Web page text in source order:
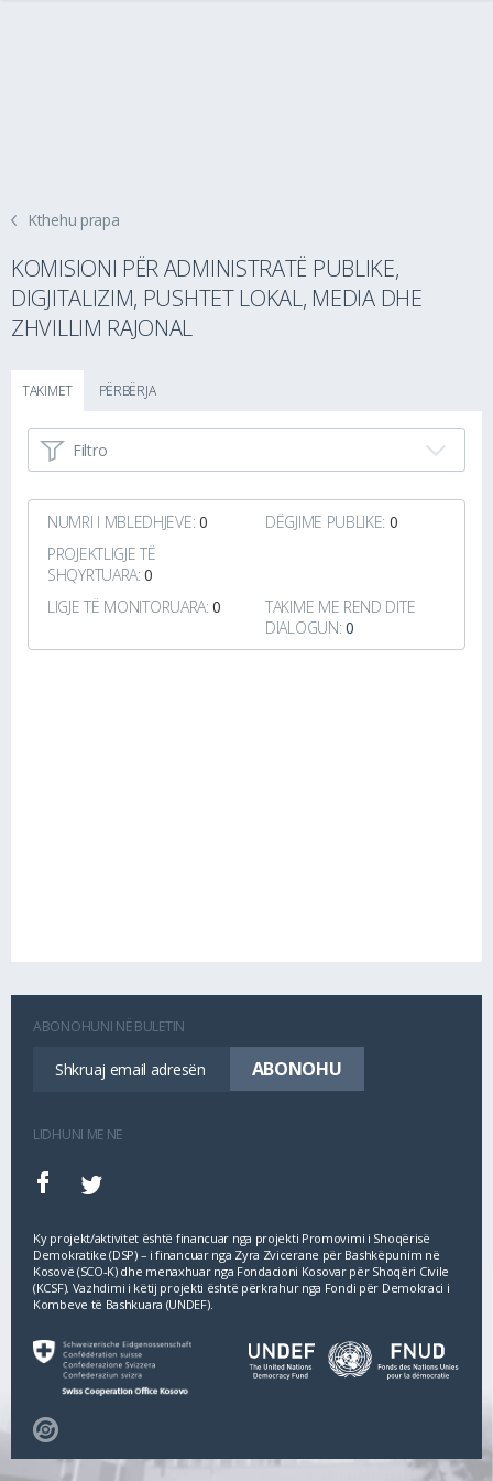
Kthehu prapa
KOMISIONI PËR ADMINISTRATË PUBLIKE,
DIGJITALIZIM, PUSHTET LOKAL, MEDIA DHE
ZHVILLIM RAJONAL
TAKIMET PËRBËRJA
Filtro
NUMRI I MBLEDHJEVE: 0 DËGJIME PUBLIKE: 0
PROJEKTLIGJE TË
SHQYRTUARA:0
LIGJE TË MONITORUARA:0
TAKIME ME REND DITE
DIALOGUN: 0
ABONOHUNI NË BULETIN
LIDHUNI ME NE
Ky projekt/aktivitet është financuar nga projekti Promovimi i Shoqërisë
Demokratike (DSP) – i financuar nga Zyra Zvicerane për Bashkëpunim në
Kosovë (SCO‐K) dhe menaxhuar nga Fondacioni Kosovar për Shoqëri Civile
(KCSF). Vazhdimi i këtij projekti është përkrahur nga Fondi për Demokraci i
Kombeve të Bashkuara (UNDEF).